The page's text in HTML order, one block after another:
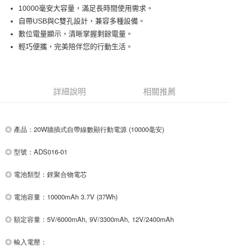
街口支付
悠遊付
ATM付款
7-11取貨付款
每筆NT$80，滿NT$599(含以上)免運費
每筆NT$80，滿NT$599(含以上)免運費
宅配
10000毫安大容量，滿足長時間使用需求。
自帶USB與C雙孔設計，兼容多種設備。
數位電量顯示，清晰掌握剩餘電量。
輕巧便攜，完美陪伴您的行動生活。
詳細說明 相關推薦
◎ 產品：20W牆插式自帶線數顯行動電源 (10000毫安)
◎ 型號：ADS016-01
◎ 電池類型：鋰聚合物電芯
◎ 電池容量：10000mAh 3.7V (37Wh)
◎ 額定容量：5V/6000mAh, 9V/3300mAh, 12V/2400mAh
◎ 輸入電壓：